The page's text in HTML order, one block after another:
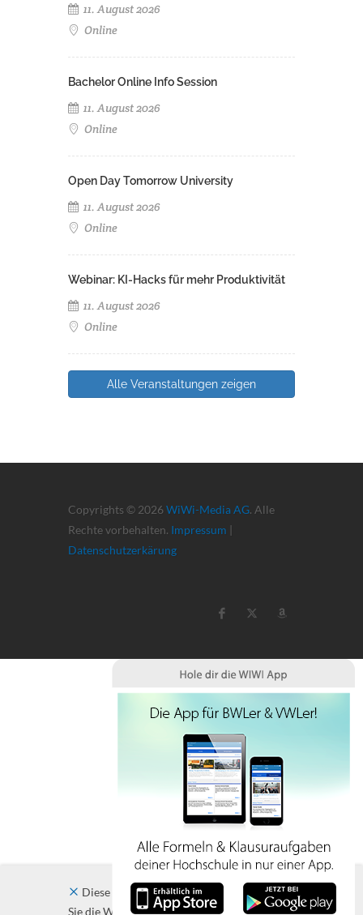
11. August 2026
Online
Bachelor Online Info Session
11. August 2026
Online
Open Day Tomorrow University
11. August 2026
Online
Webinar: KI-Hacks für mehr Produktivität
11. August 2026
Online
Alle Veranstaltungen zeigen
Copyrights © 2026 WiWi-Media AG. Alle
Rechte vorbehalten. Impressum |
Datenschutzerkärung
Diese Website verwendet Cookies. Indem
Sie die Website und ihre Angebote nutzen